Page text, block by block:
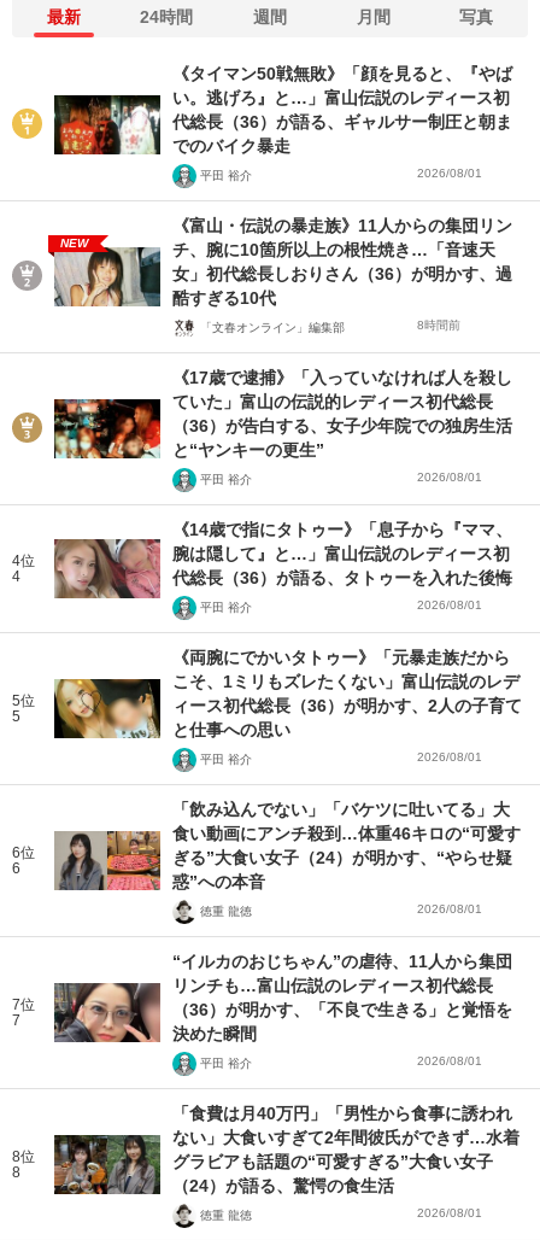
最新 24時間 週間 月間 写真
《タイマン50戦無敗》「顔を見ると、『やば
い。逃げろ』と…」富山伝説のレディース初
代総長（36）が語る、ギャルサー制圧と朝ま
でのバイク暴走
平田 裕介 2026/08/01
NEW
《富山・伝説の暴走族》11人からの集団リン
チ、腕に10箇所以上の根性焼き…「音速天
女」初代総長しおりさん（36）が明かす、過
酷すぎる10代
「文春オンライン」編集部 8時間前
《17歳で逮捕》「入っていなければ人を殺し
ていた」富山の伝説的レディース初代総長
（36）が告白する、女子少年院での独房生活
と“ヤンキーの更生”
平田 裕介 2026/08/01
4位
4
《14歳で指にタトゥー》「息子から『ママ、
腕は隠して』と…」富山伝説のレディース初
代総長（36）が語る、タトゥーを入れた後悔
平田 裕介 2026/08/01
5位
5
《両腕にでかいタトゥー》「元暴走族だから
こそ、1ミリもズレたくない」富山伝説のレデ
ィース初代総長（36）が明かす、2人の子育て
と仕事への思い
平田 裕介 2026/08/01
6位
6
「飲み込んでない」「バケツに吐いてる」大
食い動画にアンチ殺到…体重46キロの“可愛す
ぎる”大食い女子（24）が明かす、“やらせ疑
惑”への本音
徳重 龍徳 2026/08/01
7位
7
“イルカのおじちゃん”の虐待、11人から集団
リンチも…富山伝説のレディース初代総長
（36）が明かす、「不良で生きる」と覚悟を
決めた瞬間
平田 裕介 2026/08/01
8位
8
「食費は月40万円」「男性から食事に誘われ
ない」大食いすぎて2年間彼氏ができず…水着
グラビアも話題の“可愛すぎる”大食い女子
（24）が語る、驚愕の食生活
徳重 龍徳 2026/08/01